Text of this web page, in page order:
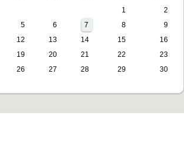
Català
1
2
5 6 7 8
9
12 13 14 15
16
19 20 21 22
23
26 27 28 29
30